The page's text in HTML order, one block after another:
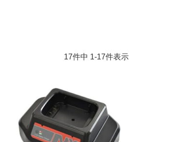
17件中 1-17件表示